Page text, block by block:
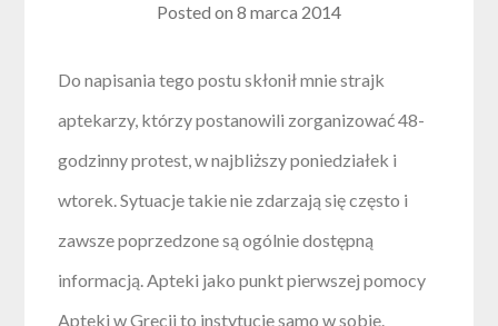
Posted on 8 marca 2014
Do napisania tego postu skłonił mnie strajk
aptekarzy, którzy postanowili zorganizować 48-
godzinny protest, w najbliższy poniedziałek i
wtorek. Sytuacje takie nie zdarzają się często i
zawsze poprzedzone są ogólnie dostępną
informacją. Apteki jako punkt pierwszej pomocy
Apteki w Grecji to instytucje samo w sobie.